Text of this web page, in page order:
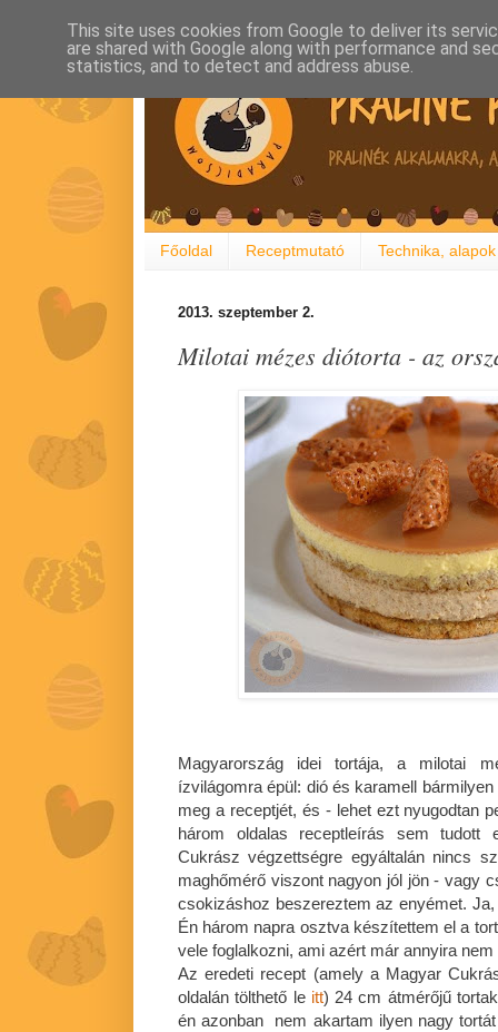
Főoldal Receptmutató Technika, alapok
2013. szeptember 2.
Milotai mézes diótorta - az
Magyarország idei tortája, a milotai
ízvilágomra épül: dió és karamell
meg a receptjét, és - lehet ezt nyugodtan
három oldalas receptleírás sem tudott
Cukrász végzettségre egyáltalán nincs
maghőmérő viszont nagyon jól jön - vagy
csokizáshoz beszereztem az enyémet.
Én három napra osztva készítettem el a
vele foglalkozni, ami azért már annyira
Az eredeti recept (amely a Magyar
oldalán tölthető leitt) 24 cm átmérőjű
én azonban nem akartam ilyen nagy
This site uses cookies from Google to deliver its
are shared with Google along with performance and
statistics, and to detect and address abuse.